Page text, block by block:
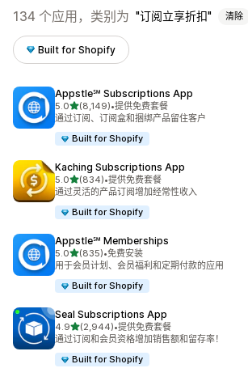
134 个应用，类别为 订阅立享折扣 清除
Built for Shopify
Appstle℠ Subscriptions App
5.0星（满分 5 星）
(8,149)
总共 8149 条评论
•提供免费套餐
通过订阅、订阅盒和捆绑产品留住客户
Built for Shopify
Kaching Subscriptions App
5.0星（满分 5 星）
(834)
总共 834 条评论
•提供免费套餐
通过灵活的产品订阅增加经常性收入
Built for Shopify
Appstle℠ Memberships
5.0星（满分 5 星）
(835)
总共 835 条评论
•免费安装
用于会员计划、会员福利和定期付款的应用
Built for Shopify
Seal Subscriptions App
4.9星（满分 5 星）
(2,944)
总共 2944 条评论
•提供免费套餐
通过订阅和会员资格增加销售额和留存率！
Built for Shopify